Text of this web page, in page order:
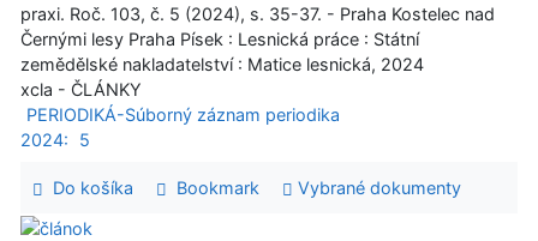
praxi. Roč. 103, č. 5 (2024), s. 35-37. - Praha Kostelec nad
Černými lesy Praha Písek : Lesnická práce : Státní
zemědělské nakladatelství : Matice lesnická, 2024
xcla - ČLÁNKY
PERIODIKÁ-Súborný záznam periodika
2024:
5
Do košíka Bookmark Vybrané dokumenty